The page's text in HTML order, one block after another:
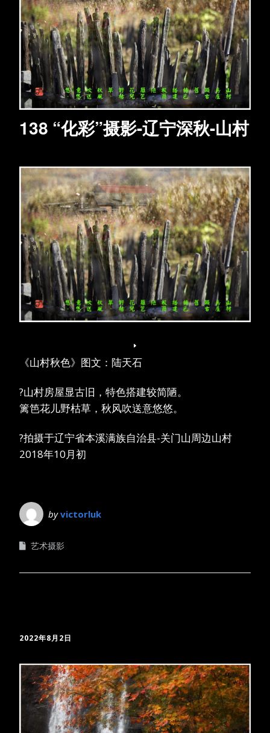
138 “化彩”摄影-辽宁深秋-山村
《山村秋色》图文：陆天石
?山村房屋显古旧，特色搭建较简陋。
篱笆花儿野枯草，秋风吹送意悠悠。
?拍摄于辽宁省本溪满族自治县-关门山周边山村
2018年10月初
byvictorluk
艺术摄影
2022年8月2日